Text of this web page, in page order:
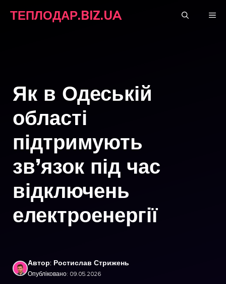
ТЕПЛОДАР.BIZ.UA
Як в Одеській
області
підтримують
зв’язок під час
відключень
електроенергії
Автор: Ростислав Стрижень
Опубліковано: 09.05.2026